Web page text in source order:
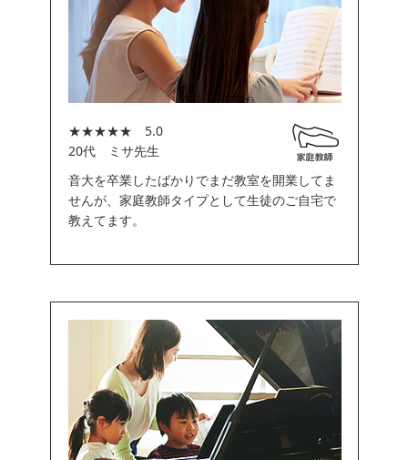
★★★★★ 5.0
20代 ミサ先生
音大を卒業したばかりでまだ教室を開業してま
せんが、家庭教師タイプとして生徒のご自宅で
教えてます。